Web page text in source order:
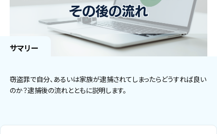
サマリー
窃盗罪で自分、あるいは家族が逮捕されてしまったらどうすれば良い
のか？逮捕後の流れとともに説明します。